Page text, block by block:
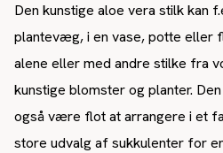
Den kunstige aloe vera stilk kan
plantevæg, i en vase, potte eller
alene eller med andre stilke fra
kunstige blomster og planter.
også være flot at arrangere i et
store udvalg af sukkulenter for